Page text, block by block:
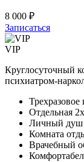
8 000 ₽
Записаться
VIP
Круглосуточный
психиатром-
Трехразовое
Отдельная
Личный душ
Комната
Врачебный